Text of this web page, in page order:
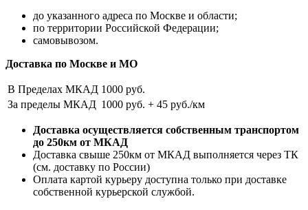
до указанного адреса по Москве и области;
по территории Российской Федерации;
самовывозом.
Доставка по Москве и МО
В Пределах МКАД 1000 руб.
За пределы МКАД 1000 руб. + 45 руб./км
Доставка осуществляется собственным транспортом
до 250км от МКАД
Доставка свыше 250км от МКАД выполняется через ТК
(см. доставку по России)
Оплата картой курьеру доступна только при доставке
собственной курьерской службой.